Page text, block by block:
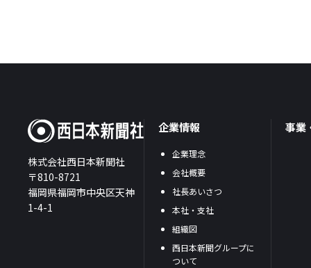
株式会社西日本新聞社
〒810-8721
福岡県福岡市中央区天神
1-4-1
企業情報
企業理念
会社概要
社長あいさつ
本社・支社
組織図
西日本新聞グループに
ついて
事業